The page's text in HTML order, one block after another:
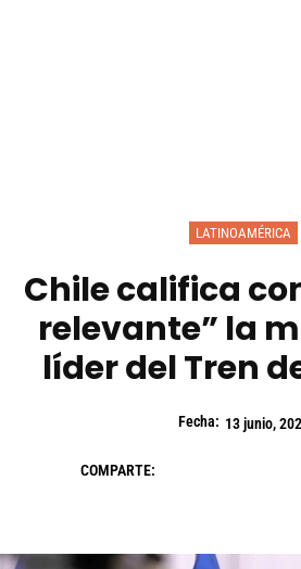
LATINOAMÉRICA
Chile califica
relevante” la
líder del Tren
Fecha: 13 junio,
COMPARTE: